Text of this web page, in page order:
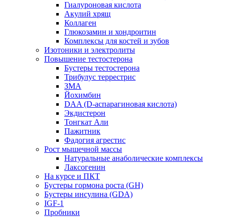
Гиалуроновая кислота
Акулий хрящ
Коллаген
Глюкозамин и хондроитин
Комплексы для костей и зубов
Изотоники и электролиты
Повышение тестостерона
Бустеры тестостерона
Трибулус террестрис
ЗМА
Йохимбин
DAA (D-аспарагиновая кислота)
Экдистерон
Тонгкат Али
Пажитник
Фадогия агрестис
Рост мышечной массы
Натуральные анаболические комплексы
Лаксогенин
На курсе и ПКТ
Бустеры гормона роста (GH)
Бустеры инсулина (GDA)
IGF-1
Пробники